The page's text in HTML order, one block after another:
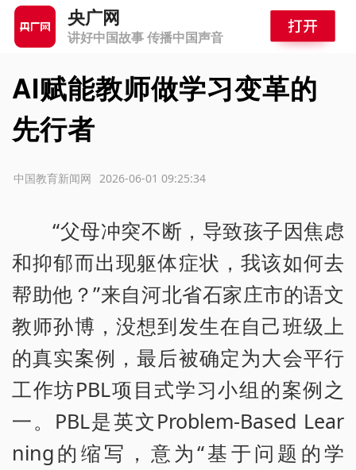
央广网
讲好中国故事 传播中国声音
AI赋能教师做学习变革的
先行者
2026-06-01 09:25:34
中国教育新闻网
“父母冲突不断，导致孩子因焦虑
和抑郁而出现躯体症状，我该如何去
帮助他？”来自河北省石家庄市的语文
教师孙博，没想到发生在自己班级上
的真实案例，最后被确定为大会平行
工作坊PBL项目式学习小组的案例之
一。PBL是英文Problem-Based Lear
ning的缩写，意为“基于问题的学